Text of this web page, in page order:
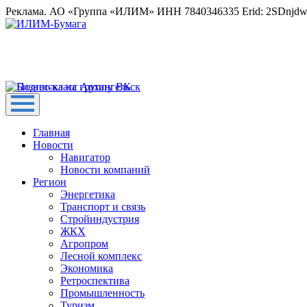
Реклама. АО «Группа «ИЛИМ» ИНН 7840346335 Erid:
Главная
Новости
Навигатор
Новости компаний
Регион
Энергетика
Транспорт и связь
Стройиндустрия
ЖКХ
Агропром
Лесной комплекс
Экономика
Ретроспектива
Промышленность